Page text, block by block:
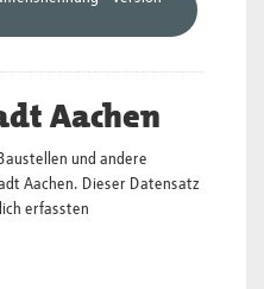
Aachen
und andere
Aachen. Dieser Datensatz
erfassten